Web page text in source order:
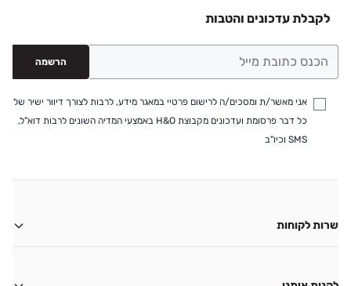
לקבלת עדכונים והטבות
הרשמה
אני מאשר/ת ומסכים/ה לרישום פרטיי במאגר מידע, לרבות לצורך דיוור ישיר של
כל דבר פרסומת ועדכונים מקבוצת H&O באמצעי המדיה השונים לרבות דוא"ל,
SMS וכיו"ב
שרות לקוחות